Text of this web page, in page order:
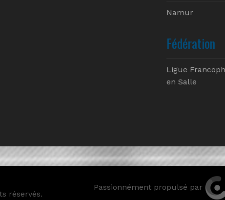
Namur
Fédération
Ligue
en Salle
réservés.
Passionnément propulsé par